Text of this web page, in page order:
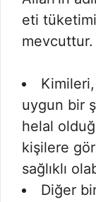
eti
mevcuttur.
Kimileri,
uygun bir
helal
kişilere
sağlıklı
Diğer